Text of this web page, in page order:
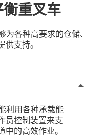
重叉车
为各种高要求的仓储、
支持。
利用各种承载能
员控制装置来支
的高效作业。